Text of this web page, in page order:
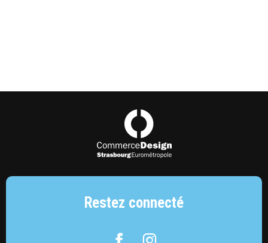
Commerce Design Strasbourg
Restez connecté